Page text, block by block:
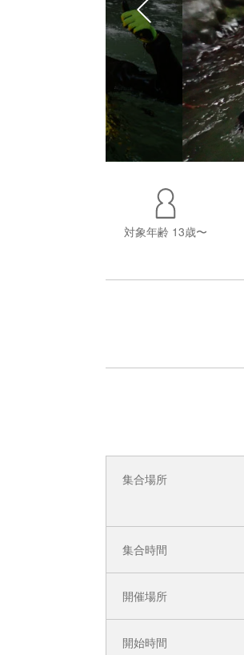
対象年齢 13歳〜
集合場所
集合時間
開催場所
開始時間